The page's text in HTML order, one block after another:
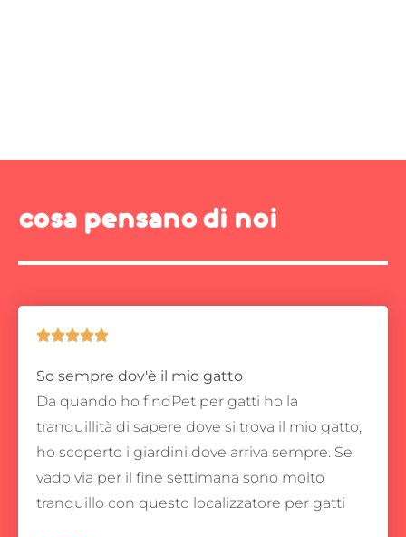
cosa pensano di noi

So sempre dov'è il mio gatto
Da quando ho findPet per gatti ho la
tranquillità di sapere dove si trova il mio gatto,
ho scoperto i giardini dove arriva sempre. Se
vado via per il fine settimana sono molto
tranquillo con questo localizzatore per gatti